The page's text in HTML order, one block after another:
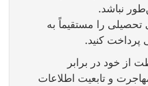
نباشد.
را مستقیماً به
کنید.
از خود در برابر
و تابعیت اطلاعات